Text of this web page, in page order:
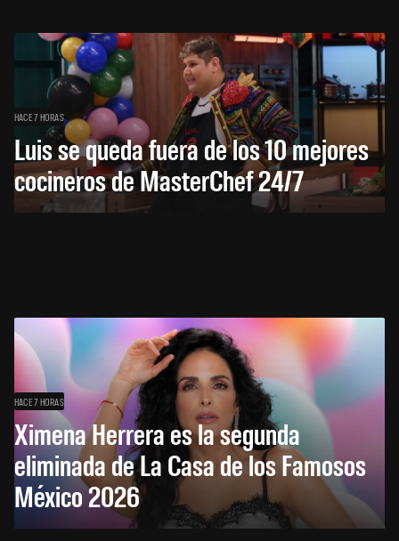
HACE 7 HORAS
Luis se queda fuera de los 10 mejores
cocineros de MasterChef 24/7
HACE 7 HORAS
Ximena Herrera es la segunda
eliminada de La Casa de los Famosos
México 2026